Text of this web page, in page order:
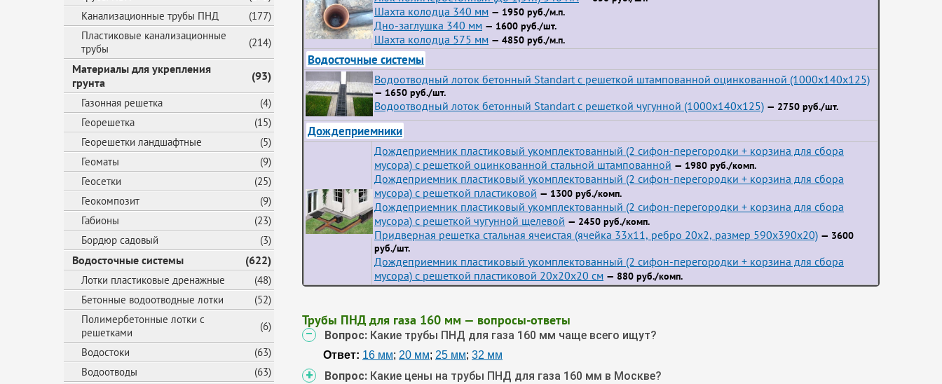
Канализационные трубы ПНД
(177)
Пластиковые канализационные
трубы
(214)
Материалы для укрепления
грунта
(93)
Газонная решетка
(4)
Георешетка
(15)
Георешетки ландшафтные
(5)
Геоматы
(9)
Геосетки
(25)
Геокомпозит
(9)
Габионы
(23)
Бордюр садовый
(3)
Водосточные системы (622)
Лотки пластиковые дренажные
(48)
Бетонные водоотводные лотки
(52)
Полимербетонные лотки с
решетками
(6)
Водостоки
(63)
Водоотводы
(63)
Шахта колодца 340 мм — 1950 руб./м.п.
Дно-заглушка 340 мм — 1600 руб./шт.
Шахта колодца 575 мм — 4850 руб./м.п.
Водосточные системы
Водоотводный лоток бетонный Standart с решеткой штампованной оцинкованной (1000x140x125)
— 1650 руб./шт.
Водоотводный лоток бетонный Standart с решеткой чугунной (1000x140x125) — 2750 руб./шт.
Дождеприемники
Дождеприемник пластиковый укомплектованный (2 сифон-перегородки + корзина для сбора
мусора) с решеткой оцинкованной стальной штампованной — 1980 руб./комп.
Дождеприемник пластиковый укомплектованный (2 сифон-перегородки + корзина для сбора
мусора) с решеткой пластиковой — 1300 руб./комп.
Дождеприемник пластиковый укомплектованный (2 сифон-перегородки + корзина для сбора
мусора) с решеткой чугунной щелевой — 2450 руб./комп.
Придверная решетка стальная ячеистая (ячейка 33x11, ребро 20x2, размер 590x390x20) — 3600
руб./шт.
Дождеприемник пластиковый укомплектованный (2 сифон-перегородки + корзина для сбора
мусора) с решеткой пластиковой 20х20х20 см — 880 руб./комп.
Трубы ПНД для газа 160 мм — вопросы-ответы
Вопрос: Какие трубы ПНД для газа 160 мм чаще всего ищут?
Ответ: 16 мм; 20 мм; 25 мм; 32 мм
Вопрос: Какие цены на трубы ПНД для газа 160 мм в Москве?